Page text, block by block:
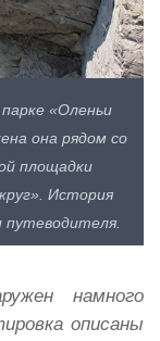
«Оленьи
она рядом со
площадки
История
путеводителя.
намного
описаны